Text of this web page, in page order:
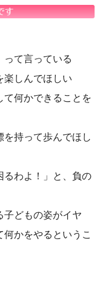
って言っている
楽しんでほしい
て何かできることを
持って歩んでほし
るわよ！」と、負の
子どもの姿がイヤ
かをやるというこ